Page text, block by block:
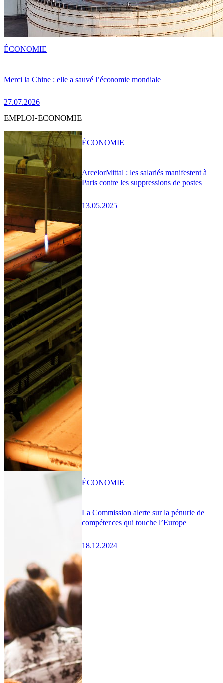
Merci la Chine : elle a sauvé l’économie mondiale
27.07.2026
ÉCONOMIE
EMPLOI-ÉCONOMIE
ArcelorMittal : les salariés manifestent à
Paris contre les suppressions de postes
13.05.2025
ÉCONOMIE
La Commission alerte sur la pénurie de
compétences qui touche l’Europe
18.12.2024
ÉCONOMIE